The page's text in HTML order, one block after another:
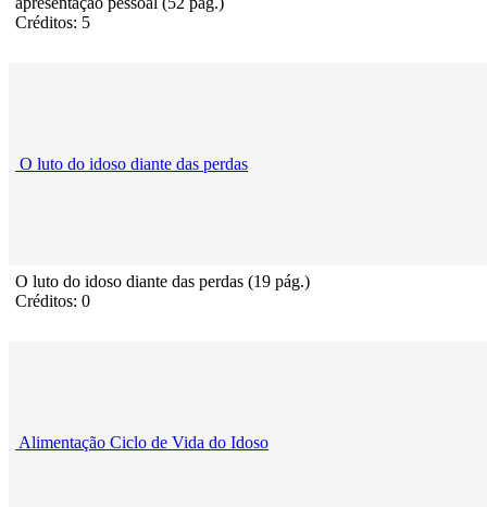
Créditos: 5
O luto do idoso diante das perdas
O luto do idoso diante das perdas (19 pág.)
Créditos: 0
Alimentação Ciclo de Vida do Idoso